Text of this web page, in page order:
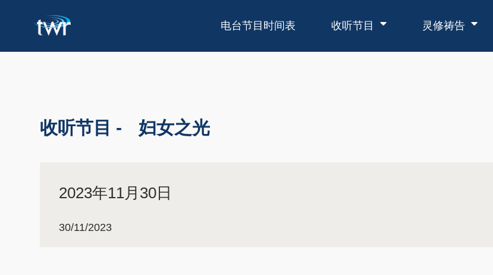
电台节目时间表 收听节目 灵修祷告
收听节目 - 妇女之光
2023年11月30日
30/11/2023